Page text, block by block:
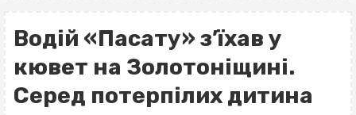
Водій «Пасату» з’їхав у
кювет на Золотоніщині.
Серед потерпілих дитина